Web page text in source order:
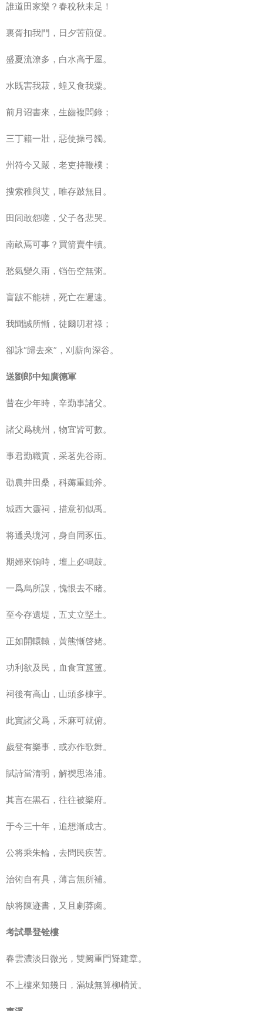
誰道田家樂？春稅秋未足！
裏胥扣我門，日夕苦煎促。
盛夏流潦多，白水高于屋。
水既害我菽，蝗又食我粟。
前月诏書來，生齒複闆錄；
三丁籍一壯，惡使操弓韣。
州符今又嚴，老吏持鞭樸；
搜索稚與艾，唯存跛無目。
田闾敢怨嗟，父子各悲哭。
南畝焉可事？買箭賣牛犢。
愁氣變久雨，铛缶空無粥。
盲跛不能耕，死亡在遲速。
我聞誠所慚，徒爾叨君祿；
卻詠“歸去來”，刈薪向深谷。
送劉郎中知廣德軍
昔在少年時，辛勤事諸父。
諸父爲桃州，物宜皆可數。
事君勤職貢，采茗先谷雨。
劭農井田桑，科薅重鋤斧。
城西大靈祠，措意初似禹。
将通吳境河，身自同豕伍。
期婦來饷時，壇上必鳴鼓。
一爲烏所誤，愧恨去不睹。
至今存遺堤，五丈立堅土。
正如開轘轅，黃熊慚啓姥。
功利欲及民，血食宜簋簠。
祠後有高山，山頭多棟宇。
此實諸父爲，禾麻可就俯。
歲登有樂事，或亦作歌舞。
賦詩當清明，解禊思洛浦。
其言在黑石，往往被樂府。
于今三十年，追想漸成古。
公将乘朱輪，去問民疾苦。
治術自有具，薄言無所補。
缺将陳迹書，又且劇莽鹵。
考試畢登铨樓
春雲濃淡日微光，雙阙重門聳建章。
不上樓來知幾日，滿城無算柳梢黃。